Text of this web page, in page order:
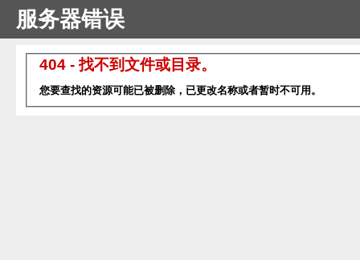
服务器错误
404 - 找不到文件或目录。
您要查找的资源可能已被删除，已更改名称或者暂时不可用。